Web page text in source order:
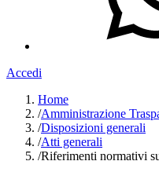
Accedi
Home
/Amministrazione
/Disposizioni generali
/Atti generali
/Riferimenti normativi